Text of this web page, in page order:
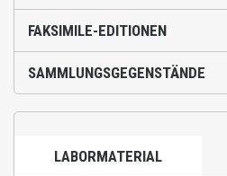
FAKSIMILE-EDITIONEN
SAMMLUNGSGEGENSTÄNDE
LABORMATERIAL